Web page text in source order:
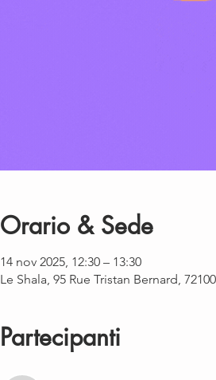
Orario & Sede
14 nov 2025, 12:30 – 13:30
Le Shala, 95 Rue Tristan Bernard,
Partecipanti